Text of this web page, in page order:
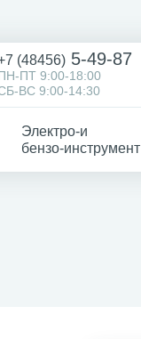
(48456) 5-49-87
ПТ 9:00-18:00
ВС 9:00-14:30
Электро-и
бензо-инструмент